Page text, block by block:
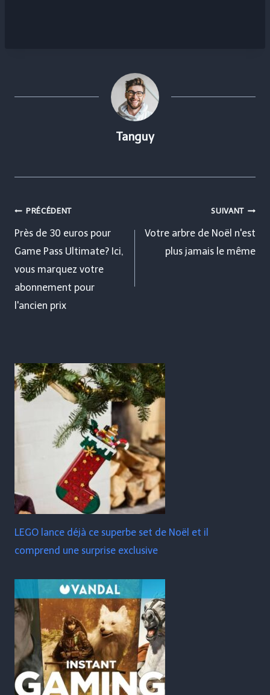
Tanguy
Navigation
de
l’article
PRÉCÉDENT
Près de 30 euros pour
Game Pass Ultimate? Ici,
vous marquez votre
abonnement pour
l'ancien prix
SUIVANT
Votre arbre de Noël n'est
plus jamais le même
LEGO lance déjà ce superbe set de Noël et il
comprend une surprise exclusive